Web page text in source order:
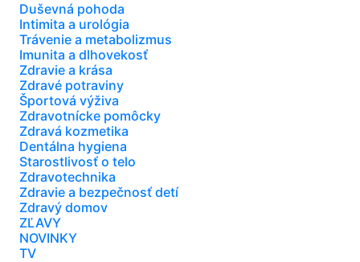
Duševná pohoda
Intimita a urológia
Trávenie a metabolizmus
Imunita a dlhovekosť
Zdravie a krása
Zdravé potraviny
Športová výživa
Zdravotnícke pomôcky
Zdravá kozmetika
Dentálna hygiena
Starostlivosť o telo
Zdravotechnika
Zdravie a bezpečnosť detí
Zdravý domov
ZĽAVY
NOVINKY
TV